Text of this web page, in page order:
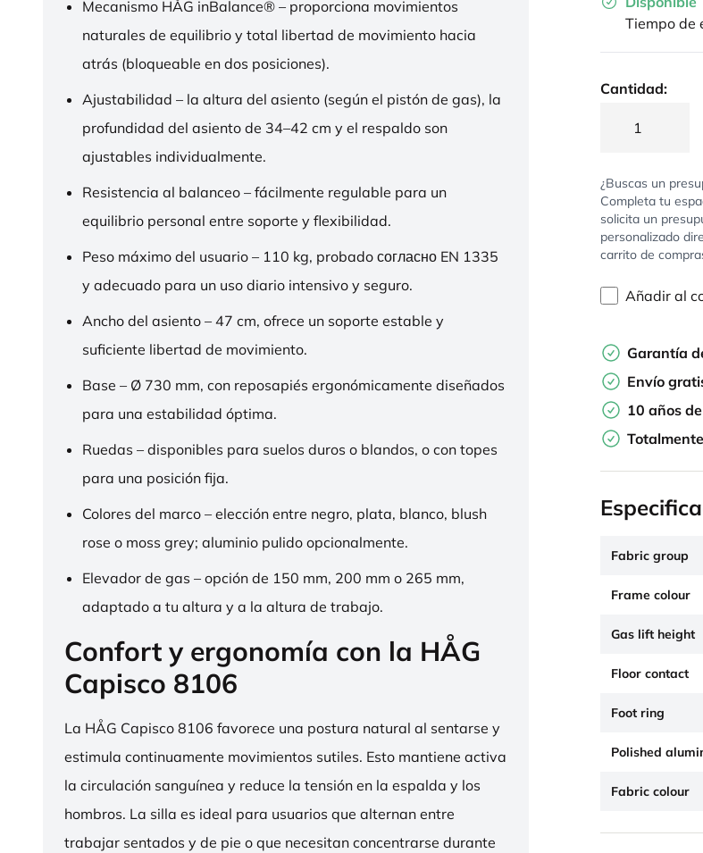
Mecanismo HÅG inBalance® – proporciona movimientos
naturales de equilibrio y total libertad de movimiento hacia
atrás (bloqueable en dos posiciones).
Ajustabilidad – la altura del asiento (según el pistón de gas), la
profundidad del asiento de 34–42 cm y el respaldo son
ajustables individualmente.
Resistencia al balanceo – fácilmente regulable para un
equilibrio personal entre soporte y flexibilidad.
Peso máximo del usuario – 110 kg, probado согласно EN 1335
y adecuado para un uso diario intensivo y seguro.
Ancho del asiento – 47 cm, ofrece un soporte estable y
suficiente libertad de movimiento.
Base – Ø 730 mm, con reposapiés ergonómicamente diseñados
para una estabilidad óptima.
Ruedas – disponibles para suelos duros o blandos, o con topes
para una posición fija.
Colores del marco – elección entre negro, plata, blanco, blush
rose o moss grey; aluminio pulido opcionalmente.
Elevador de gas – opción de 150 mm, 200 mm o 265 mm,
adaptado a tu altura y a la altura de trabajo.
Confort y ergonomía con la HÅG
Capisco 8106
La HÅG Capisco 8106 favorece una postura natural al sentarse y
estimula continuamente movimientos sutiles. Esto mantiene activa
la circulación sanguínea y reduce la tensión en la espalda y los
hombros. La silla es ideal para usuarios que alternan entre
trabajar sentados y de pie o que necesitan concentrarse durante
Tiempo de
Cantidad:
¿Buscas un
Completa tu
solicita un
personalizado
carrito de
Añadir al
Garantía
Envío
10 años
Fabric group
Frame colour
Gas lift height
Floor contact
Foot ring
Polished
Fabric colour